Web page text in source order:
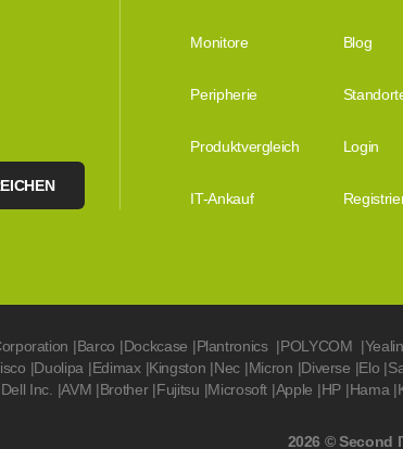
Monitore Blog
Peripherie
Produktvergleich Login
IT-Ankauf
|Barco |Dockcase |Plantronics |POLYCOM |
|Duolipa |Edimax |Kingston |Nec |Micron |Diverse |Elo |
Dell Inc. |AVM |Brother |Fujitsu |Microsoft |Apple |HP |Hama |
2026 © Second